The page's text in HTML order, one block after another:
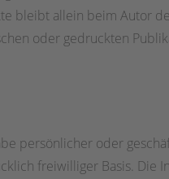
bleibt allein beim Autor
oder gedruckten
persönlicher oder
freiwilliger Basis. Die